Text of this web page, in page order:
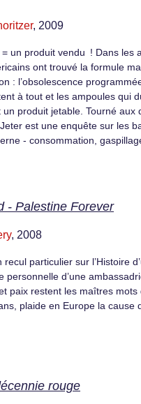
, 2009
un produit vendu ! Dans les
ont trouvé la formule
: l’obsolescence
à tout et les ampoules qui
un produit jetable. Tourné aux
est une enquête sur les
- consommation,
- Palestine Forever
, 2008
particulier sur l’Histoire
personnelle d’une
paix restent les maîtres mots
plaide en Europe la cause
rouge